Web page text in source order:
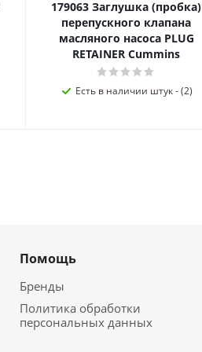
179063 Заглушка (пробка)
перепускного клапана
масляного насоса PLUG
RETAINER Cummins
Есть в наличии штук - (2)
Помощь
Бренды
Политика обработки
персональных данных